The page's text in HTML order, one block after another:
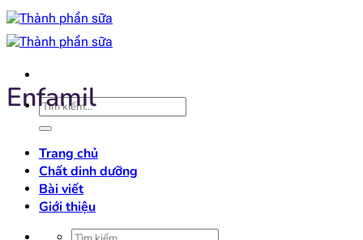
Bỏ
qua
nội
Tìm
kiếm:
Trang chủ
Chất dinh dưỡng
Bài viết
Giới thiệu
Tìm
Enfamil